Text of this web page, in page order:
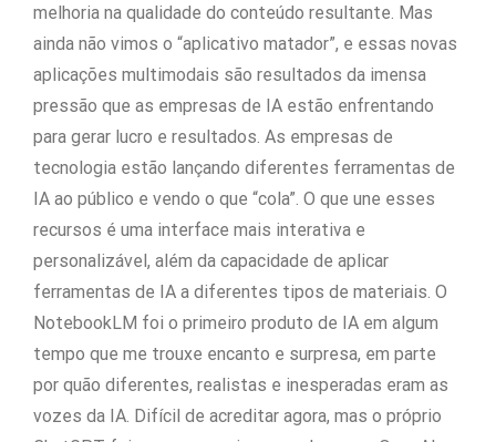
melhoria na qualidade do conteúdo resultante. Mas
ainda não vimos o “aplicativo matador”, e essas novas
aplicações multimodais são resultados da imensa
pressão que as empresas de IA estão enfrentando
para gerar lucro e resultados. As empresas de
tecnologia estão lançando diferentes ferramentas de
IA ao público e vendo o que “cola”. O que une esses
recursos é uma interface mais interativa e
personalizável, além da capacidade de aplicar
ferramentas de IA a diferentes tipos de materiais. O
NotebookLM foi o primeiro produto de IA em algum
tempo que me trouxe encanto e surpresa, em parte
por quão diferentes, realistas e inesperadas eram as
vozes da IA. Difícil de acreditar agora, mas o próprio